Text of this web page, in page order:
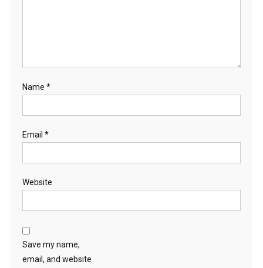
Name *
Email *
Website
Save my name,
email, and website